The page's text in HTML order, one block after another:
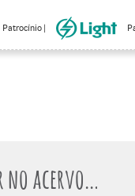
Patrocínio |